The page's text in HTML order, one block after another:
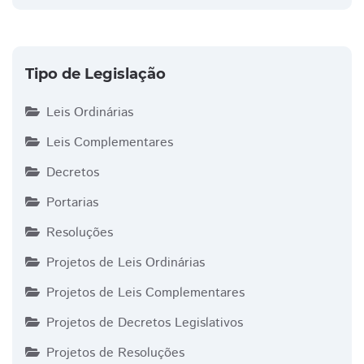
Tipo de Legislação
Leis Ordinárias
Leis Complementares
Decretos
Portarias
Resoluções
Projetos de Leis Ordinárias
Projetos de Leis Complementares
Projetos de Decretos Legislativos
Projetos de Resoluções